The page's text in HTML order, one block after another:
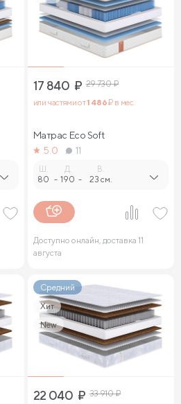
17 840 ₽ 29 730₽
или частями от1 486₽ в мес.
Матрас Eco Soft
5.0
11
80 -
Д.
190 -
В.
23 см.
Доступно онлайн, доставка 11
августа
Средний
Хит
New
22 040 ₽ 33 910₽